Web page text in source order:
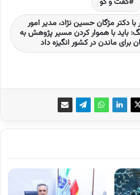
دکتر مژگان حسین نژاد، مدیر امور
باید با هموار کردن مسیر پژوهش به
برای ماندن در کشور انگیزه داد